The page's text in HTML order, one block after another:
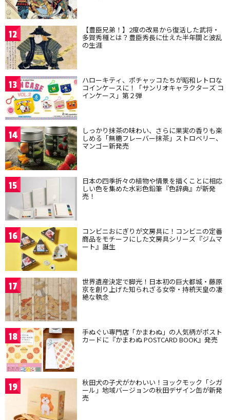
12 【豊臣兄弟！】2度の改易から復活した武将・
多賀秀種とは？豊臣秀長に仕えた半年間と波乱
の生涯
13 ハローキティ、ポチャッコたちが昭和レトロな
コインケースに！「サンリオキャラクターズ コ
インケース」第２弾
14 しっかり抹茶の味わい、さらに果実の香りも楽
しめる「無糖フレーバー抹茶」ストロベリー、
マンゴー新発売
15 日本の四季折々の植物や情景を描くことに相応
しい色を集めた水彩色鉛筆『色辞典』が新発
売！
16 コンビニおにぎりが文房具に！コンビニの定番
商品をモチーフにした文房具シリーズ『ジムマ
ート』誕生
17 世界遺産決定で脚光！日本初の巨大都城・藤原
京を創り上げた知られざる女帝・持統天皇の凄
絶な執念
18 手ぬぐい専門店「かまわぬ」の人気柄がポスト
カードに『かまわぬ POSTCARD BOOK』発売
19 秋田犬の子犬がかわいい！ヨックモック「シガ
ール」地域バージョンの秋田デザイン缶が新発
売